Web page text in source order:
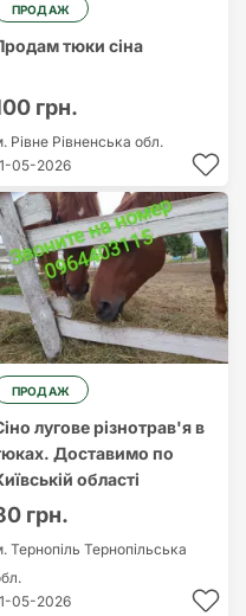
ПРОДАЖ
тюки сіна
грн.
Рівне Рівненська обл.
05-2026
ПРОДАЖ
лугове різнотрав'я в
Доставимо по
області
грн.
Тернопіль Тернопільська
05-2026